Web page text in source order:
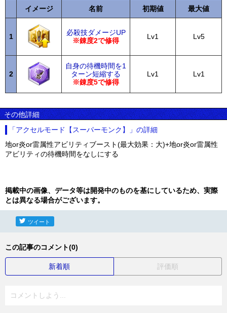
イメージ 名前 初期値 最大値
1
必殺技ダメージUP
※錬度2で修得
Lv1 Lv5
2
自身の待機時間を1
ターン短縮する
※錬度5で修得
Lv1 Lv1
その他詳細
「アクセルモード【スーパーモンク】」の詳細
地or炎or雷属性アビリティブースト(最大効果：大)+地or炎or雷属性
アビリティの待機時間をなしにする
掲載中の画像、データ等は開発中のものを基にしているため、実際
とは異なる場合がございます。
ツイート
この記事のコメント(0)
新着順 評価順
コメントしよう...